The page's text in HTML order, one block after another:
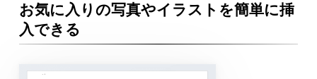
お気に入りの写真やイラストを簡単に挿
入できる